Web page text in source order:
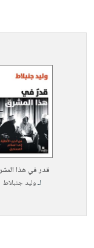
قدر في هذا
لـوليد جنبلاط